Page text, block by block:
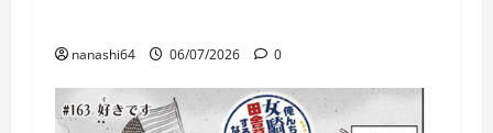
nanashi64 06/07/2026 0